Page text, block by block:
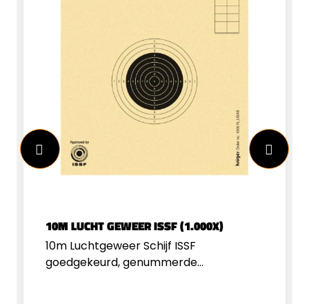
10M LUCHT GEWEER ISSF (1.000X)
10m Luchtgeweer Schijf ISSF
goedgekeurd, genummerde